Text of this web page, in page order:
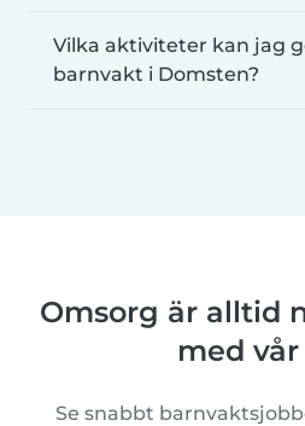
Vilka aktiviteter kan jag
barnvakt i Domsten?
Omsorg är alltid
med
Se snabbt